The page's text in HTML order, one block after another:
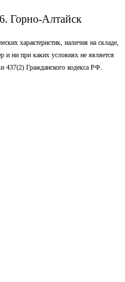
Горно-Алтайск
характеристик, наличия на складе,
и ни при каких условиях не является
437(2) Гражданского кодекса РФ.